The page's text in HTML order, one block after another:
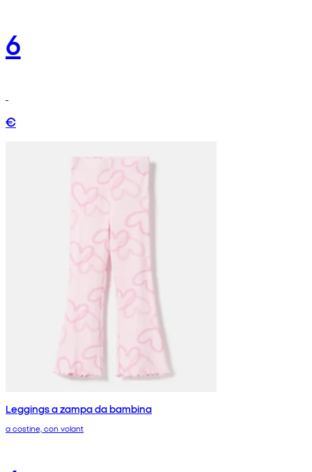
6
€
Leggings a zampa da bambina
a costine, con volant